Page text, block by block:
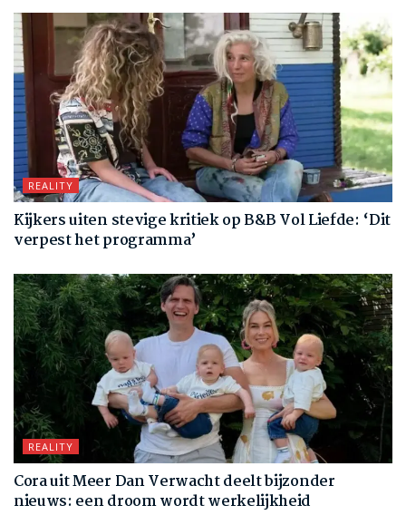
REALITY
Kijkers uiten stevige kritiek op B&B Vol Liefde: ‘Dit
verpest het programma’
REALITY
Cora uit Meer Dan Verwacht deelt bijzonder
nieuws: een droom wordt werkelijkheid